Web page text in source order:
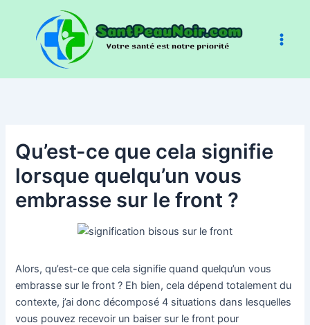
contenu
Qu’est-ce que cela signifie
lorsque quelqu’un vous
embrasse sur le front ?
Alors, qu’est-ce que cela signifie quand quelqu’un vous
embrasse sur le front ? Eh bien, cela dépend totalement du
contexte, j’ai donc décomposé 4 situations dans lesquelles
vous pouvez recevoir un baiser sur le front pour